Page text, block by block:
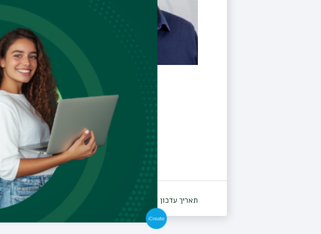
TBD
תאריך עדכון אחרון : 19/08/2025